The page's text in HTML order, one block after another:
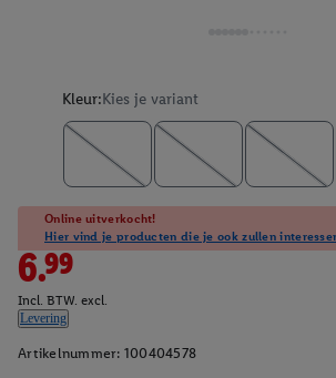
Kleur:Kies je variant
Online uitverkocht!
Hier vind je producten die je ook zullen
6.99
Incl. BTW. excl.
Levering
Artikelnummer: 100404578